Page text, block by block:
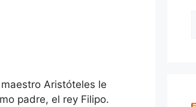
Aristóteles le
padre, el rey Filipo.